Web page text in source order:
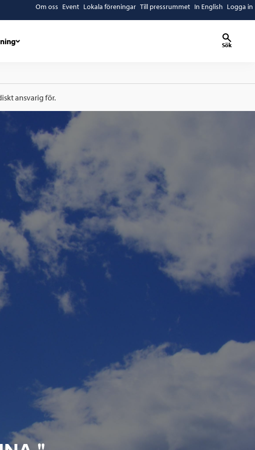
Om oss Event Lokala föreningar Till pressrummet In English Logga in
Sök
ansvarig för.